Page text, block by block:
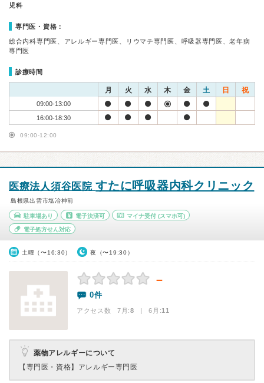
児科
専門医・資格：
総合内科専門医、アレルギー専門医、リウマチ専門医、呼吸器専門医、老年病
専門医
診療時間
月 火 水 木 金 土 日 祝
09:00-13:00
16:00-18:30
09:00-12:00
医療法人須谷医院すたに呼吸器内科クリニック
島根県出雲市塩冶神前
駐車場あり 電子決済可 マイナ受付 (スマホ可)
電子処方せん対応
土曜（〜16:30） 夜（〜19:30）
－
0件
アクセス数 7月:8 | 6月:11
薬物アレルギーについて
【専門医・資格】 アレルギー専門医